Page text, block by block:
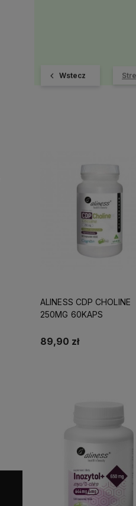
Wstecz
ALINESS CDP CHOLINE
250MG 60KAPS
89,90 zł